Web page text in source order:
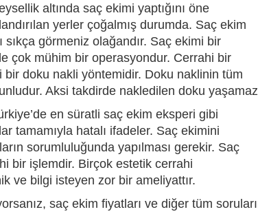
altında saç ekimi yaptığını öne
yerler çoğalmış durumda. Saç ekim
sıkça görmeniz olağandır. Saç ekimi bir
çok mühim bir operasyondur. Cerrahi bir
doku nakli yöntemidir. Doku naklinin tüm
Aksi takdirde nakledilen doku
en süratli saç ekim eksperi gibi
tamamıyla hatalı ifadeler. Saç ekimini
sorumluluğunda yapılması gerekir. Saç
bir işlemdir. Birçok estetik cerrahi
ve bilgi isteyen zor bir ameliyattır.
saç ekim fiyatları ve diğer tüm